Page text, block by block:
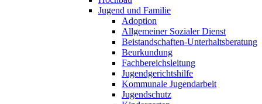
Jugend und Familie
Adoption
Allgemeiner Sozialer Dienst
Beistandschaften-Unterhaltsberatung
Beurkundung
Fachbereichsleitung
Jugendgerichtshilfe
Kommunale Jugendarbeit
Jugendschutz